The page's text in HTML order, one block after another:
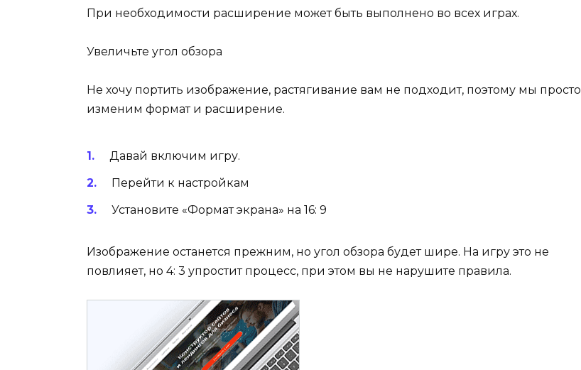
При необходимости расширение может быть выполнено во всех играх.
Увеличьте угол обзора
Не хочу портить изображение, растягивание вам не подходит, поэтому мы просто
изменим формат и расширение.
Давай включим игру.
Перейти к настройкам
Установите «Формат экрана» на 16: 9
Изображение останется прежним, но угол обзора будет шире. На игру это не
повлияет, но 4: 3 упростит процесс, при этом вы не нарушите правила.